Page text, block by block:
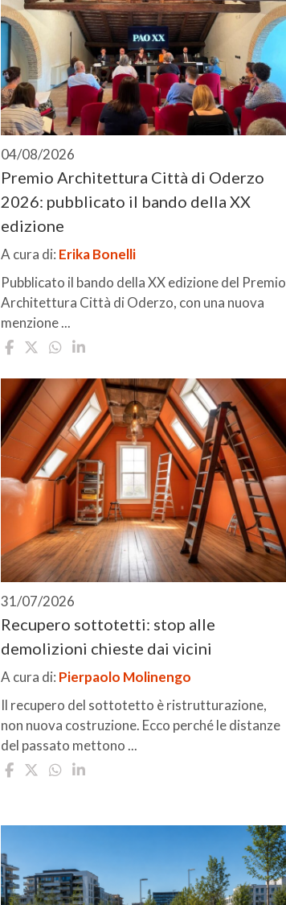
04/08/2026
Premio Architettura Città di Oderzo
2026: pubblicato il bando della XX
edizione
A cura di: Erika Bonelli
Pubblicato il bando della XX edizione del Premio
Architettura Città di Oderzo, con una nuova
menzione ...
31/07/2026
Recupero sottotetti: stop alle
demolizioni chieste dai vicini
A cura di: Pierpaolo Molinengo
Il recupero del sottotetto è ristrutturazione,
non nuova costruzione. Ecco perché le distanze
del passato mettono ...